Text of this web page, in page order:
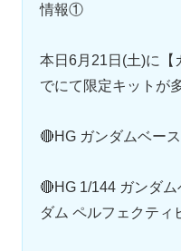
情報①
本日6月21日(土)に【
でにて限定キットが
🔴HG ガンダムベー
🔴HG 1/144 ガンダ
ダム ペルフェクティ